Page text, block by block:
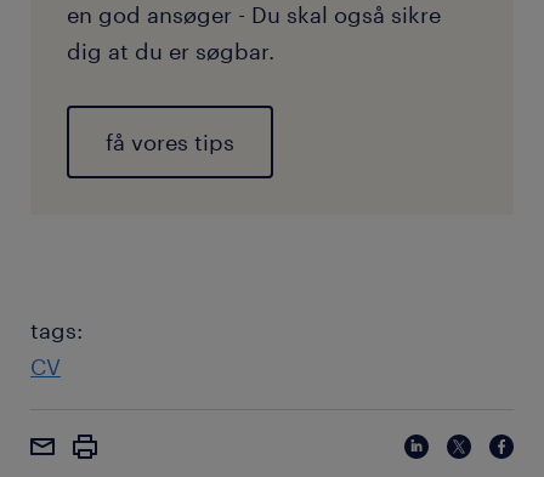
en god ansøger - Du skal også sikre
dig at du er søgbar.
få vores tips
tags:
CV